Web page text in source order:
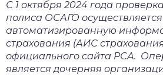
С 1 октября 2024 года
полиса ОСАГО
автоматизированную
страхования (АИС
официального сайта РСА.
является дочерняя